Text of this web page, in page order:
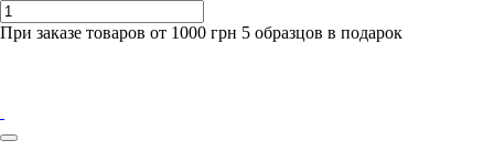
При заказе товаров от 1000 грн 5 образцов в подарок